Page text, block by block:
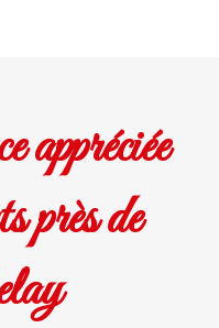
appréciée
près de